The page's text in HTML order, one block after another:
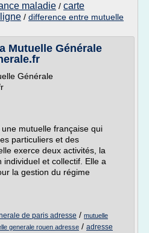
maladie / carte
/ difference entre mutuelle
Mutuelle Générale
Générale
mutuelle française qui
particuliers et des
exerce deux activités, la
et collectif. Elle a
la gestion du régime
de paris adresse / mutuelle
generale rouen adresse / adresse